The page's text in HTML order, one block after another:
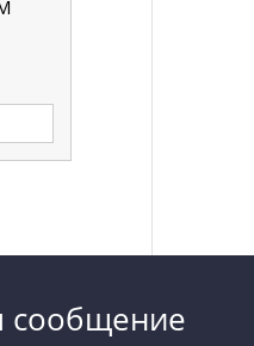
сообщение